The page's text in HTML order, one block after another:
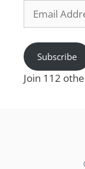
Address
Subscribe
Join 112